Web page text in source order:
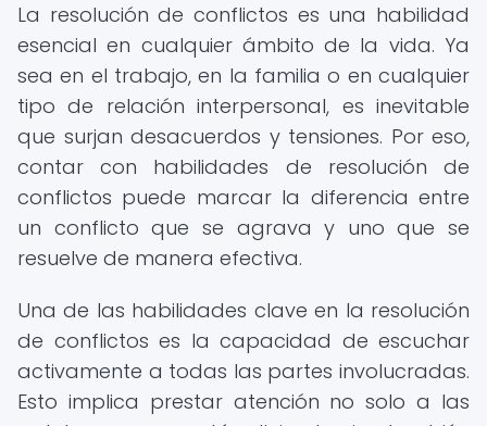
La resolución de conflictos es una habilidad
esencial en cualquier ámbito de la vida. Ya
sea en el trabajo, en la familia o en cualquier
tipo de relación interpersonal, es inevitable
que surjan desacuerdos y tensiones. Por eso,
contar con habilidades de resolución de
conflictos puede marcar la diferencia entre
un conflicto que se agrava y uno que se
resuelve de manera efectiva.
Una de las habilidades clave en la resolución
de conflictos es la capacidad de escuchar
activamente a todas las partes involucradas.
Esto implica prestar atención no solo a las